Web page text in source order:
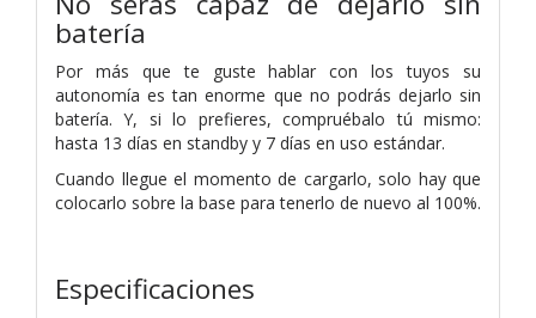
batería
Por más que te guste hablar con los tuyos su
autonomía es tan enorme que no podrás dejarlo sin
batería. Y, si lo prefieres, compruébalo tú mismo:
hasta 13 días en standby y 7 días en uso estándar.
Cuando llegue el momento de cargarlo, solo hay que
colocarlo sobre la base para tenerlo de nuevo al 100%.
Especificaciones